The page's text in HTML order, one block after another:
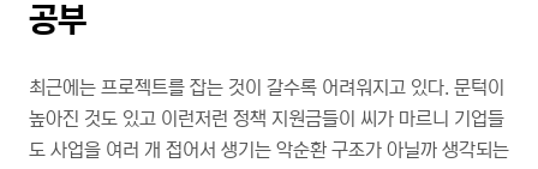
공부
최근에는 프로젝트를 잡는 것이 갈수록 어려워지고 있다. 문턱이
높아진 것도 있고 이런저런 정책 지원금들이 씨가 마르니 기업들
도 사업을 여러 개 접어서 생기는 악순환 구조가 아닐까 생각되는